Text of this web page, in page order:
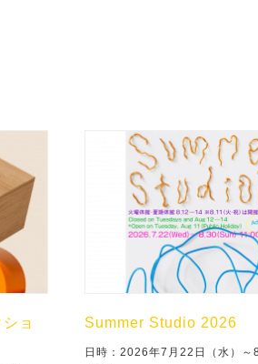
ョ
Summer Studio 2026
日時：2026年7月22日（水）～